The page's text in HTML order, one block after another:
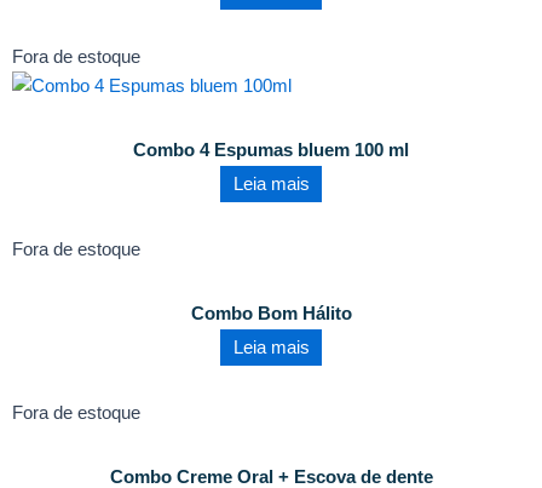
Fora de estoque
Combo 4 Espumas bluem 100 ml
Leia mais
Fora de estoque
Combo Bom Hálito
Leia mais
Fora de estoque
Combo Creme Oral + Escova de dente